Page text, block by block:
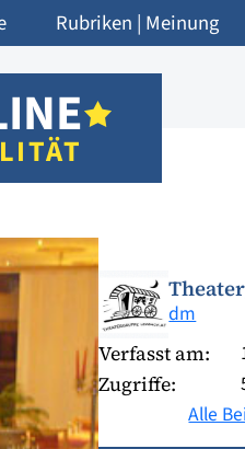
Rubriken | Meinung
dm
Verfasst am:
Zugriffe:
Alle